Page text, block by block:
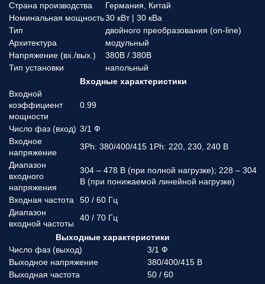
Страна производства
Германия, Китай
Номинальная мощность30 кВт | 30 кВа
Тип
двойного преобразования (on-line)
Архитектура
модульный
Напряжение (вx./вых.)
380В / 380В
Тип установки
напольный
Входные характеристики
Входной
коэффициент
мощности
0.99
Число фаз (вход) 3/1 Ф
Входное
напряжение
3Ph: 380/400/415 1Ph: 220, 230, 240 В
Диапазон
входного
напряжения
304 – 478 В (при полной нагрузке); 228 – 304
В (при понижаемой линейной нагрузке)
Входная частота
50 / 60 Гц
Диапазон
входной частоты
40 / 70 Гц
Выходные характеристики
Число фаз (выход)
3/1 Ф
Выходное напряжение
380/400/415 В
Выходная частота
50 / 60